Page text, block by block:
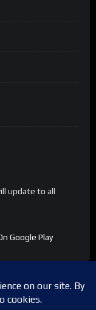
update to all